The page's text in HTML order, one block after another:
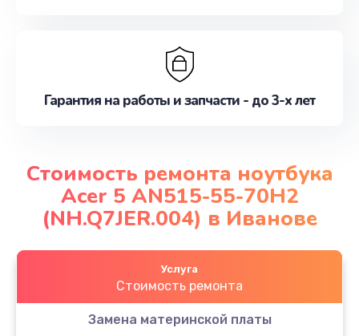
Гарантия на работы и запчасти - до 3-х лет
Стоимость ремонта ноутбука
Acer 5 AN515-55-70H2
(NH.Q7JER.004) в Иванове
Услуга
Стоимость ремонта
Замена материнской платы